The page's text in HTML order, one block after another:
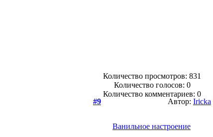
Количество просмотров: 831
Количество голосов: 0
Количество комментариев: 0
#9
Автор: Iricka
Ванильное настроение